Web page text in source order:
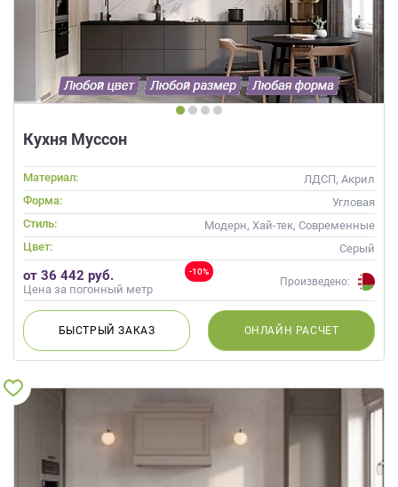
Кухня Муссон
Материал:
ЛДСП, Акрил
Форма:
Угловая
Стиль:
Модерн, Хай-тек, Современные
Цвет:
Серый
-10%
от 36 442 руб.
Цена за погонный метр
Произведено:
БЫСТРЫЙЗАКАЗ ОНЛАЙН РАСЧЕТ